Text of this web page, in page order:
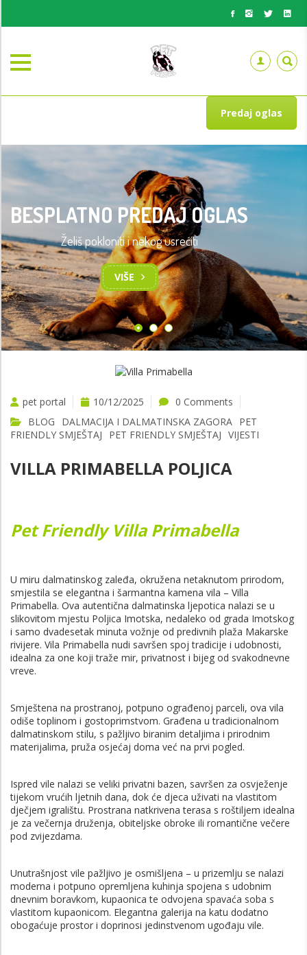
Predaj oglas
BESPLATNO PREDAJ OGLAS
Želiš pokloniti i nekog usrećiti
VIŠE
pet portal 10/12/2025
0 Comments
BLOG
DALMACIJA I DALMATINSKA ZAGORA PET
FRIENDLY SMJEŠTAJ
PET FRIENDLY SMJEŠTAJ VIJESTI
VILLA PRIMABELLA POLJICA
Pet Friendly Villa Primabella
U miru dalmatinskog zaleđa, okružena netaknutom prirodom,
smjestila se elegantna i šarmantna kamena vila – Villa
Primabella. Ova autentična dalmatinska ljepotica nalazi se u
slikovitom mjestu Poljica Imotska, nedaleko od grada Imotskog
i samo dvadesetak minuta vožnje od predivnih plaža Makarske
rivijere. Vila Primabella nudi savršen spoj tradicije i udobnosti,
idealna za one koji traže mir, privatnost i bijeg od svakodnevne
vreve.
Smještena na prostranoj, potpuno ograđenoj parceli, ova vila
odiše toplinom i gostoprimstvom. Građena u tradicionalnom
dalmatinskom stilu, s pažljivo biranim detaljima i prirodnim
materijalima, pruža osjećaj doma već na prvi pogled.
Ispred vile nalazi se veliki privatni bazen, savršen za osvježenje
tijekom vrućih ljetnih dana, dok će djeca uživati na vlastitom
dječjem igralištu. Prostrana natkrivena terasa s roštiljem idealna
je za večernja druženja, obiteljske obroke ili romantične večere
pod zvijezdama.
Unutrašnjost vile pažljivo je osmišljena – u prizemlju se nalazi
moderna i potpuno opremljena kuhinja spojena s udobnim
dnevnim boravkom, kupaonica te odvojena spavaća soba s
vlastitom kupaonicom. Elegantna galerija na katu dodatno
obogaćuje prostor i doprinosi jedinstvenom ugođaju vile.